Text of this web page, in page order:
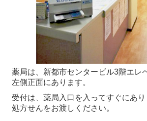
薬局は、新都市センタービル3階エレ
左側正面にあります。
受付は、薬局入口を入ってすぐにあ
処方せんをお渡しください。